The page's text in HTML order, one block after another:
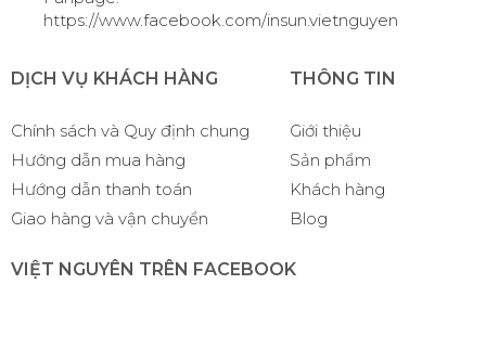
https://www.facebook.com/insun.vietnguyen
DỊCH VỤ KHÁCH HÀNG
Chính sách và Quy định chung
Hướng dẫn mua hàng
Hướng dẫn thanh toán
Giao hàng và vận chuyển
THÔNG TIN
Giới thiệu
Sản phẩm
Khách hàng
Blog
VIỆT NGUYÊN TRÊN FACEBOOK